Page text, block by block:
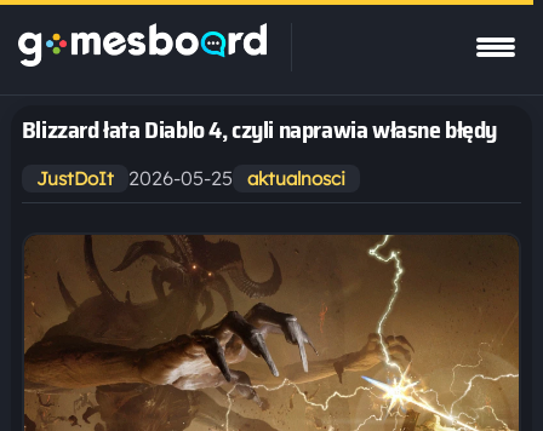
Blizzard łata Diablo 4, czyli naprawia własne błędy
JustDoIt 2026-05-25 aktualnosci